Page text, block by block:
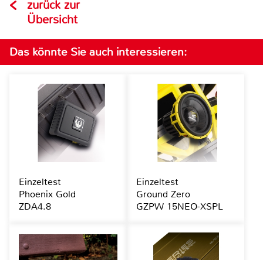
zurück zur
Übersicht
Das könnte Sie auch interessieren:
Einzeltest
Phoenix Gold
ZDA4.8
Einzeltest
Ground Zero
GZPW 15NEO-XSPL